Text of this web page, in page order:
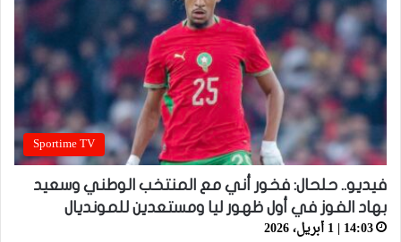
Sportime TV
فيديو.. حلحال: فخور أني مع المنتخب الوطني وسعيد
بهاد الفوز في أول ظهور ليا ومستعدين للمونديال
14:03 | 1 أبريل، 2026